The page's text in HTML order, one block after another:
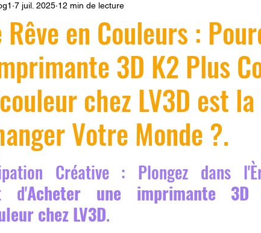
JEU LV3D Formation
Formation à l'impression 3D CPF impression 3D à la
Refaire une piece en 3D Filament PETG
postraitement
fusion 360 fusion 360 Formation CREALITY
en Couleurs :
3D K2 Plus
chez LV3D est
Votre Monde ?.
7 juil. 2025 12 min de lecture
étoiles sur 5.
Créative : Plongez dans
d'Acheter une imprimante
chez LV3D.